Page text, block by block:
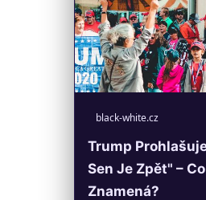
black-white.cz
Trump
Sen Je Zpět" –
Znamená?